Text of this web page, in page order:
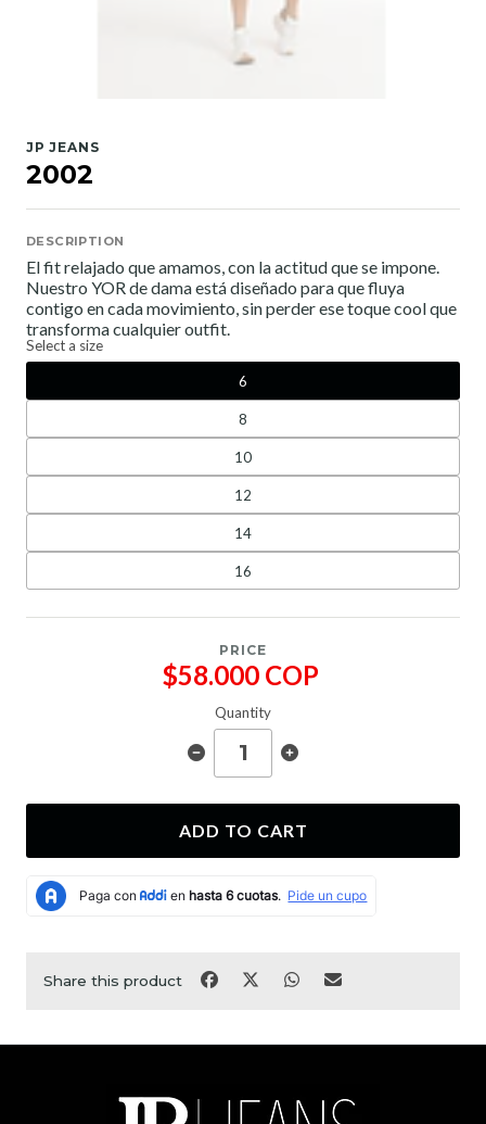
JP JEANS
2002
DESCRIPTION
El fit relajado que amamos, con la actitud que se impone.
Nuestro YOR de dama está diseñado para que fluya
contigo en cada movimiento, sin perder ese toque cool que
transforma cualquier outfit.
Select a size
6
8
10
12
14
16
PRICE
$58.000 COP
Quantity
ADD TO CART
Share this product